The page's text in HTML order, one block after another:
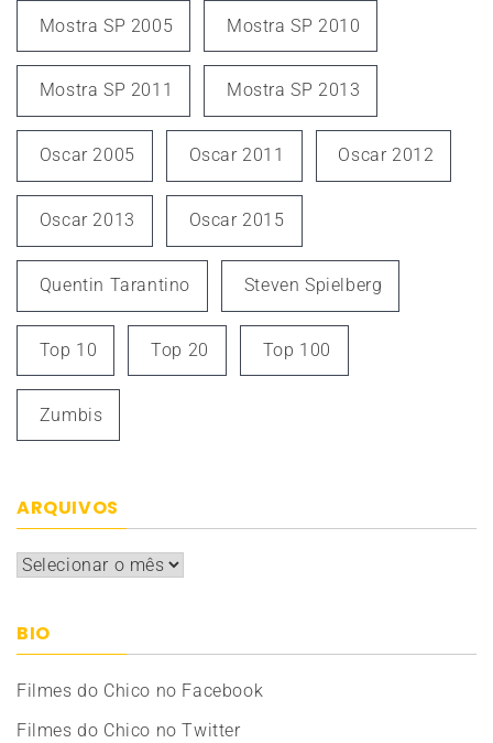
Mostra SP 2005 Mostra SP 2010
Mostra SP 2011 Mostra SP 2013
Oscar 2005 Oscar 2011 Oscar 2012
Oscar 2013 Oscar 2015
Quentin Tarantino Steven Spielberg
Top 10 Top 20 Top 100
Zumbis
ARQUIVOS
Arquivos
BIO
Filmes do Chico no Facebook
Filmes do Chico no Twitter